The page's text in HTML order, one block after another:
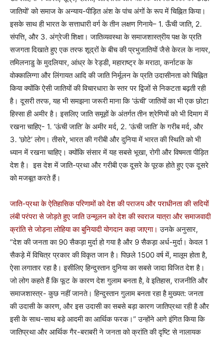
जातियों’ को समाज के अन्याय-पीड़ित अंश के पांच अंगों के रूप में चिह्नित किया।
इसके साथ ही भारत के सत्ताधारी वर्ग के तीन लक्षण गिनाये– 1. ऊँची जाति, 2.
संपत्ति, और 3. अंग्रेजी शिक्षा। जातिव्यवस्था के समाजशास्त्रीय पक्ष के प्रति
सजगता दिखाते हुए एक तरफ शूद्रों के बीच की प्रभुजातियों जैसे केरल के नायर,
तमिलनाडु के मुदलियार, आंध्र के रेड्डी, महाराष्ट्र के मराठा, कर्नाटक के
वोक्कालिग्गा और लिंगायत आदि की जाति निर्मूलन के प्रति उदासीनता को चिह्नित
किया क्योंकि ऐसी जातियों की विचारधारा के स्तर पर द्विजों से निकटता बढ़ती रही
है। दूसरी तरफ, यह भी समझना जरूरी माना कि ‘ऊंची’ जातियों का भी एक छोटा
हिस्सा ही अमीर है। इसलिए जाति समूहों के अंतर्गत तीन श्रेणियों को भी दिमाग में
रखना चाहिए- 1. ‘ऊंची जाति’ के अमीर मर्द, 2. ‘ऊंची जाति’ के गरीब मर्द, और
3. ‘छोटे’ लोग। तीसरे, भारत की गरीबी और दुनिया में भारत की स्थिति को भी
ध्यान में रखना चाहिए। क्योंकि संसार में यह सबसे भूखा, रोगी और विषमता पीड़ित
देश है। इस देश में जाति-प्रथा और गरीबी एक दूसरे के पूरक होते हुए एक दूसरे
को मजबूत करते हैं।
जाति-प्रथा के ऐतिहासिक परिणामों को देश की पराजय और पराधीनता की सदियों
लंबी परंपरा से जोड़ते हुए जाति उन्मूलन को देश की स्वराज यात्रा और समाजवादी
क्रांति से जोड़ना लोहिया का बुनियादी योगदान कहा जाएगा। उनके अनुसार,
“देश की जनता का 90 सैकड़ा मुर्दा हो गया है और 9 सैकड़ा अर्ध-मुर्दा। केवल 1
सैकड़े में विचित्र प्रकार की विकृत जान है। पिछले 1500 वर्ष में, मालूम होता है,
ऐसा लगातार रहा है। इसीलिए हिन्दुस्तान दुनिया का सबसे जादा विजित देश है।
जो लोग कहते हैं कि फूट के कारण देश गुलाम बनता है, वे इतिहास, राजनीति और
समाजशास्त्र- कुछ नहीं जानते। हिन्दुस्तान गुलाम बनता रहा है मुख्यत: जनता
की उदासी के कारण, और इस उदासी का सबसे बड़ा कारण जातिप्रथा रही है और
इसी के साथ-साथ बड़े आदमी का आर्थिक फरक।” उन्होंने आगे इंगित किया कि
जातिप्रथा और आर्थिक गैर-बराबरी ने जनता को क्रांति की दृष्टि से नालायक